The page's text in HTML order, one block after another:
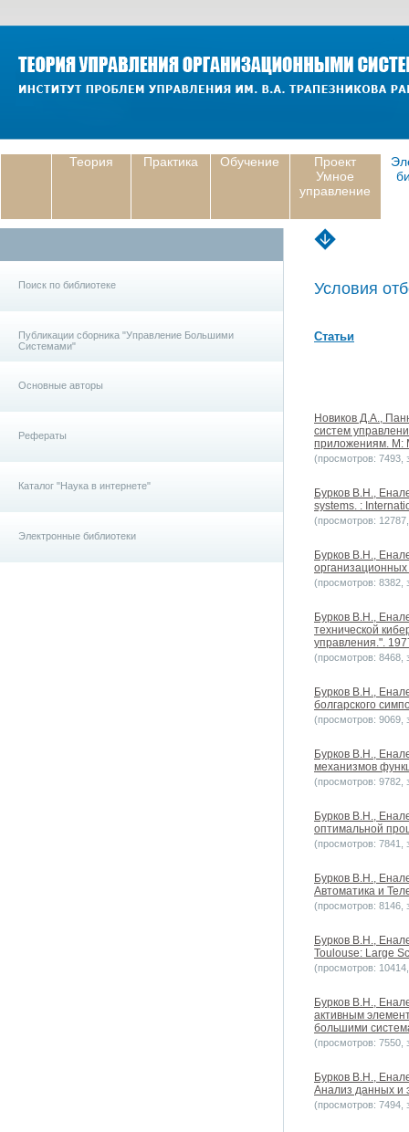
Теория Практика Обучение
Проект
Умное
управление
Поиск по библиотеке
Публикации сборника "Управление Большими
Системами"
Основные авторы
Рефераты
Каталог "Наука в интернете"
Электронные библиотеки
Условия
Статьи
Новиков Д.А.,
систем
приложениям. М:
(просмотров: 7493,
Бурков B.H.,
systems. :
(просмотров:
Бурков B.H.,
(просмотров: 8382,
Бурков B.H.,
технической
управления.".
(просмотров: 8468,
Бурков B.H.,
болгарского
(просмотров: 9069,
Бурков B.H.,
механизмов
(просмотров: 9782,
Бурков B.H.,
оптимальной
(просмотров: 7841,
Бурков B.H.,
Автоматика и
(просмотров: 8146,
Бурков B.H.,
Toulouse: Large
(просмотров:
Бурков B.H.,
активным
большими
(просмотров: 7550,
Бурков B.H.,
Анализ данных и
(просмотров: 7494,